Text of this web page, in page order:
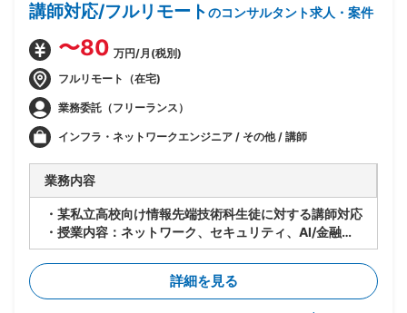
講師対応/フルリモートのコンサルタント求人・案件
〜80 万円/月(税別)
フルリモート（在宅)
業務委託（フリーランス）
インフラ・ネットワークエンジニア / その他 / 講師
業務内容
・某私立高校向け情報先端技術科生徒に対する講師対応
・授業内容：ネットワーク、セキュリティ、AI/金融工
学(高校生向けのため企業におけるお金の話)、情報Ⅰ
・授業日：月曜(9:40～12:40、13:15～15:30)、水曜
・2クラス、50人弱程度の生徒が対象
詳細を見る